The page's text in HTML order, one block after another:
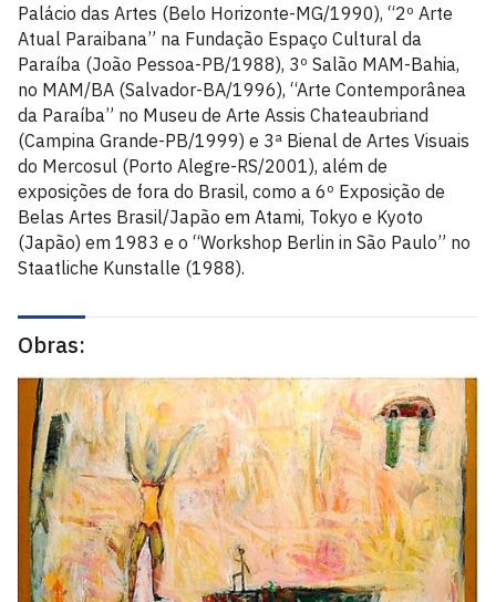
Palácio das Artes (Belo Horizonte-MG/1990), “2º Arte
Atual Paraibana” na Fundação Espaço Cultural da
Paraíba (João Pessoa-PB/1988), 3º Salão MAM-Bahia,
no MAM/BA (Salvador-BA/1996), “Arte Contemporânea
da Paraíba” no Museu de Arte Assis Chateaubriand
(Campina Grande-PB/1999) e 3ª Bienal de Artes Visuais
do Mercosul (Porto Alegre-RS/2001), além de
exposições de fora do Brasil, como a 6º Exposição de
Belas Artes Brasil/Japão em Atami, Tokyo e Kyoto
(Japão) em 1983 e o “Workshop Berlin in São Paulo” no
Staatliche Kunstalle (1988).
Obras: